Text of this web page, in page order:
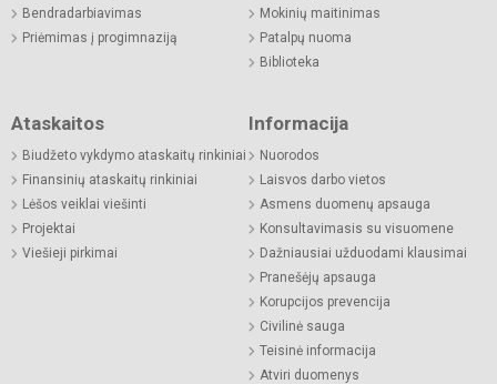
Bendradarbiavimas
Priėmimas į progimnaziją
Mokinių maitinimas
Patalpų nuoma
Biblioteka
Ataskaitos
Biudžeto vykdymo ataskaitų rinkiniai
Finansinių ataskaitų rinkiniai
Lėšos veiklai viešinti
Projektai
Viešieji pirkimai
Informacija
Nuorodos
Laisvos darbo vietos
Asmens duomenų apsauga
Konsultavimasis su visuomene
Dažniausiai užduodami klausimai
Pranešėjų apsauga
Korupcijos prevencija
Civilinė sauga
Teisinė informacija
Atviri duomenys